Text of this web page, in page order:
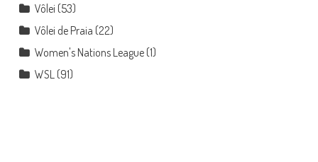
Vôlei (53)
Vôlei de Praia (22)
Women's Nations League(1)
WSL (91)